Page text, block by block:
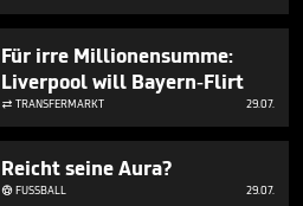
Für irre Millionensumme:
Liverpool will Bayern-Flirt
 TRANSFERMARKT 29.07.
Reicht seine Aura?
FUSSBALL 29.07.